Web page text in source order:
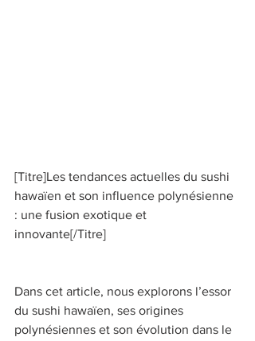
[Titre]Les tendances actuelles du sushi
hawaïen et son influence polynésienne
: une fusion exotique et
innovante[/Titre]
Dans cet article, nous explorons l’essor
du sushi hawaïen, ses origines
polynésiennes et son évolution dans le